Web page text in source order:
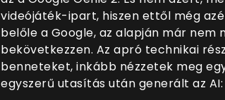
videójáték-ipart, hiszen ettől még
belőle a Google, az alapján már nem
bekövetkezzen. Az apró technikai
benneteket, inkább nézzetek meg
egyszerű utasítás után generált az AI: